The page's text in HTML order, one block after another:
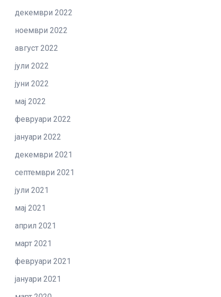
декември 2022
ноември 2022
август 2022
јули 2022
јуни 2022
мај 2022
февруари 2022
јануари 2022
декември 2021
септември 2021
јули 2021
мај 2021
април 2021
март 2021
февруари 2021
јануари 2021